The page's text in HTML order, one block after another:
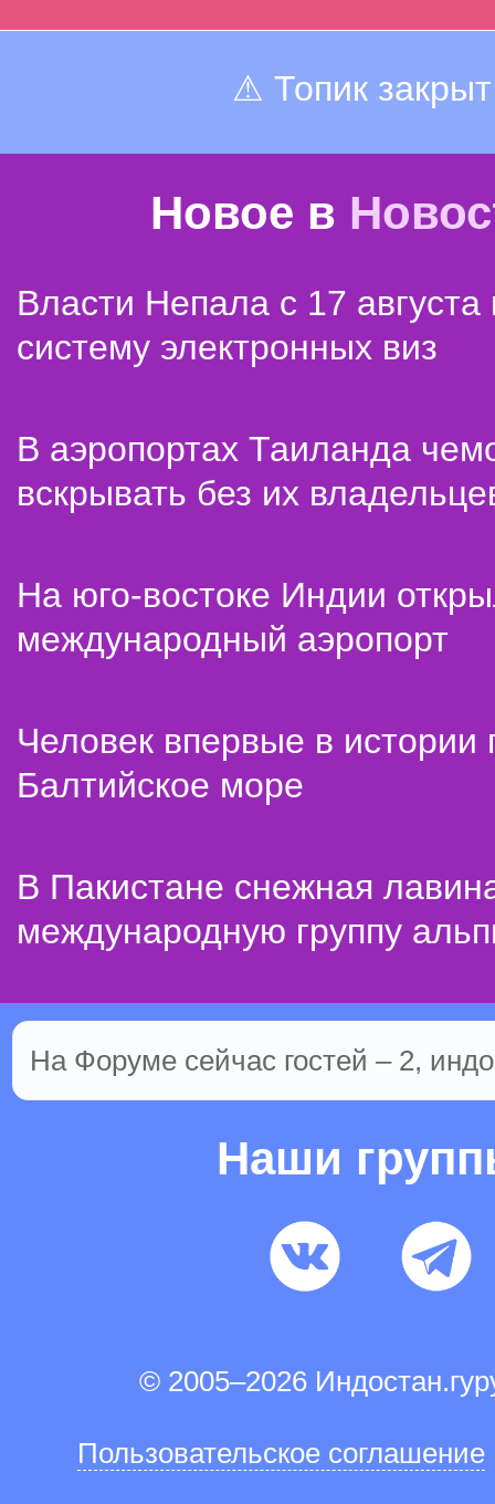
⚠ Топик закрыт
Новое в
Власти Непала с 17 августа
систему электронных виз
В аэропортах Таиланда
вскрывать без их
На юго-востоке Индии
международный аэропорт
Человек впервые в истории
Балтийское море
В Пакистане снежная
международную группу
На Форуме сейчас гостей – 2,
Наши
© 2005–2026
Пользовательское соглашение